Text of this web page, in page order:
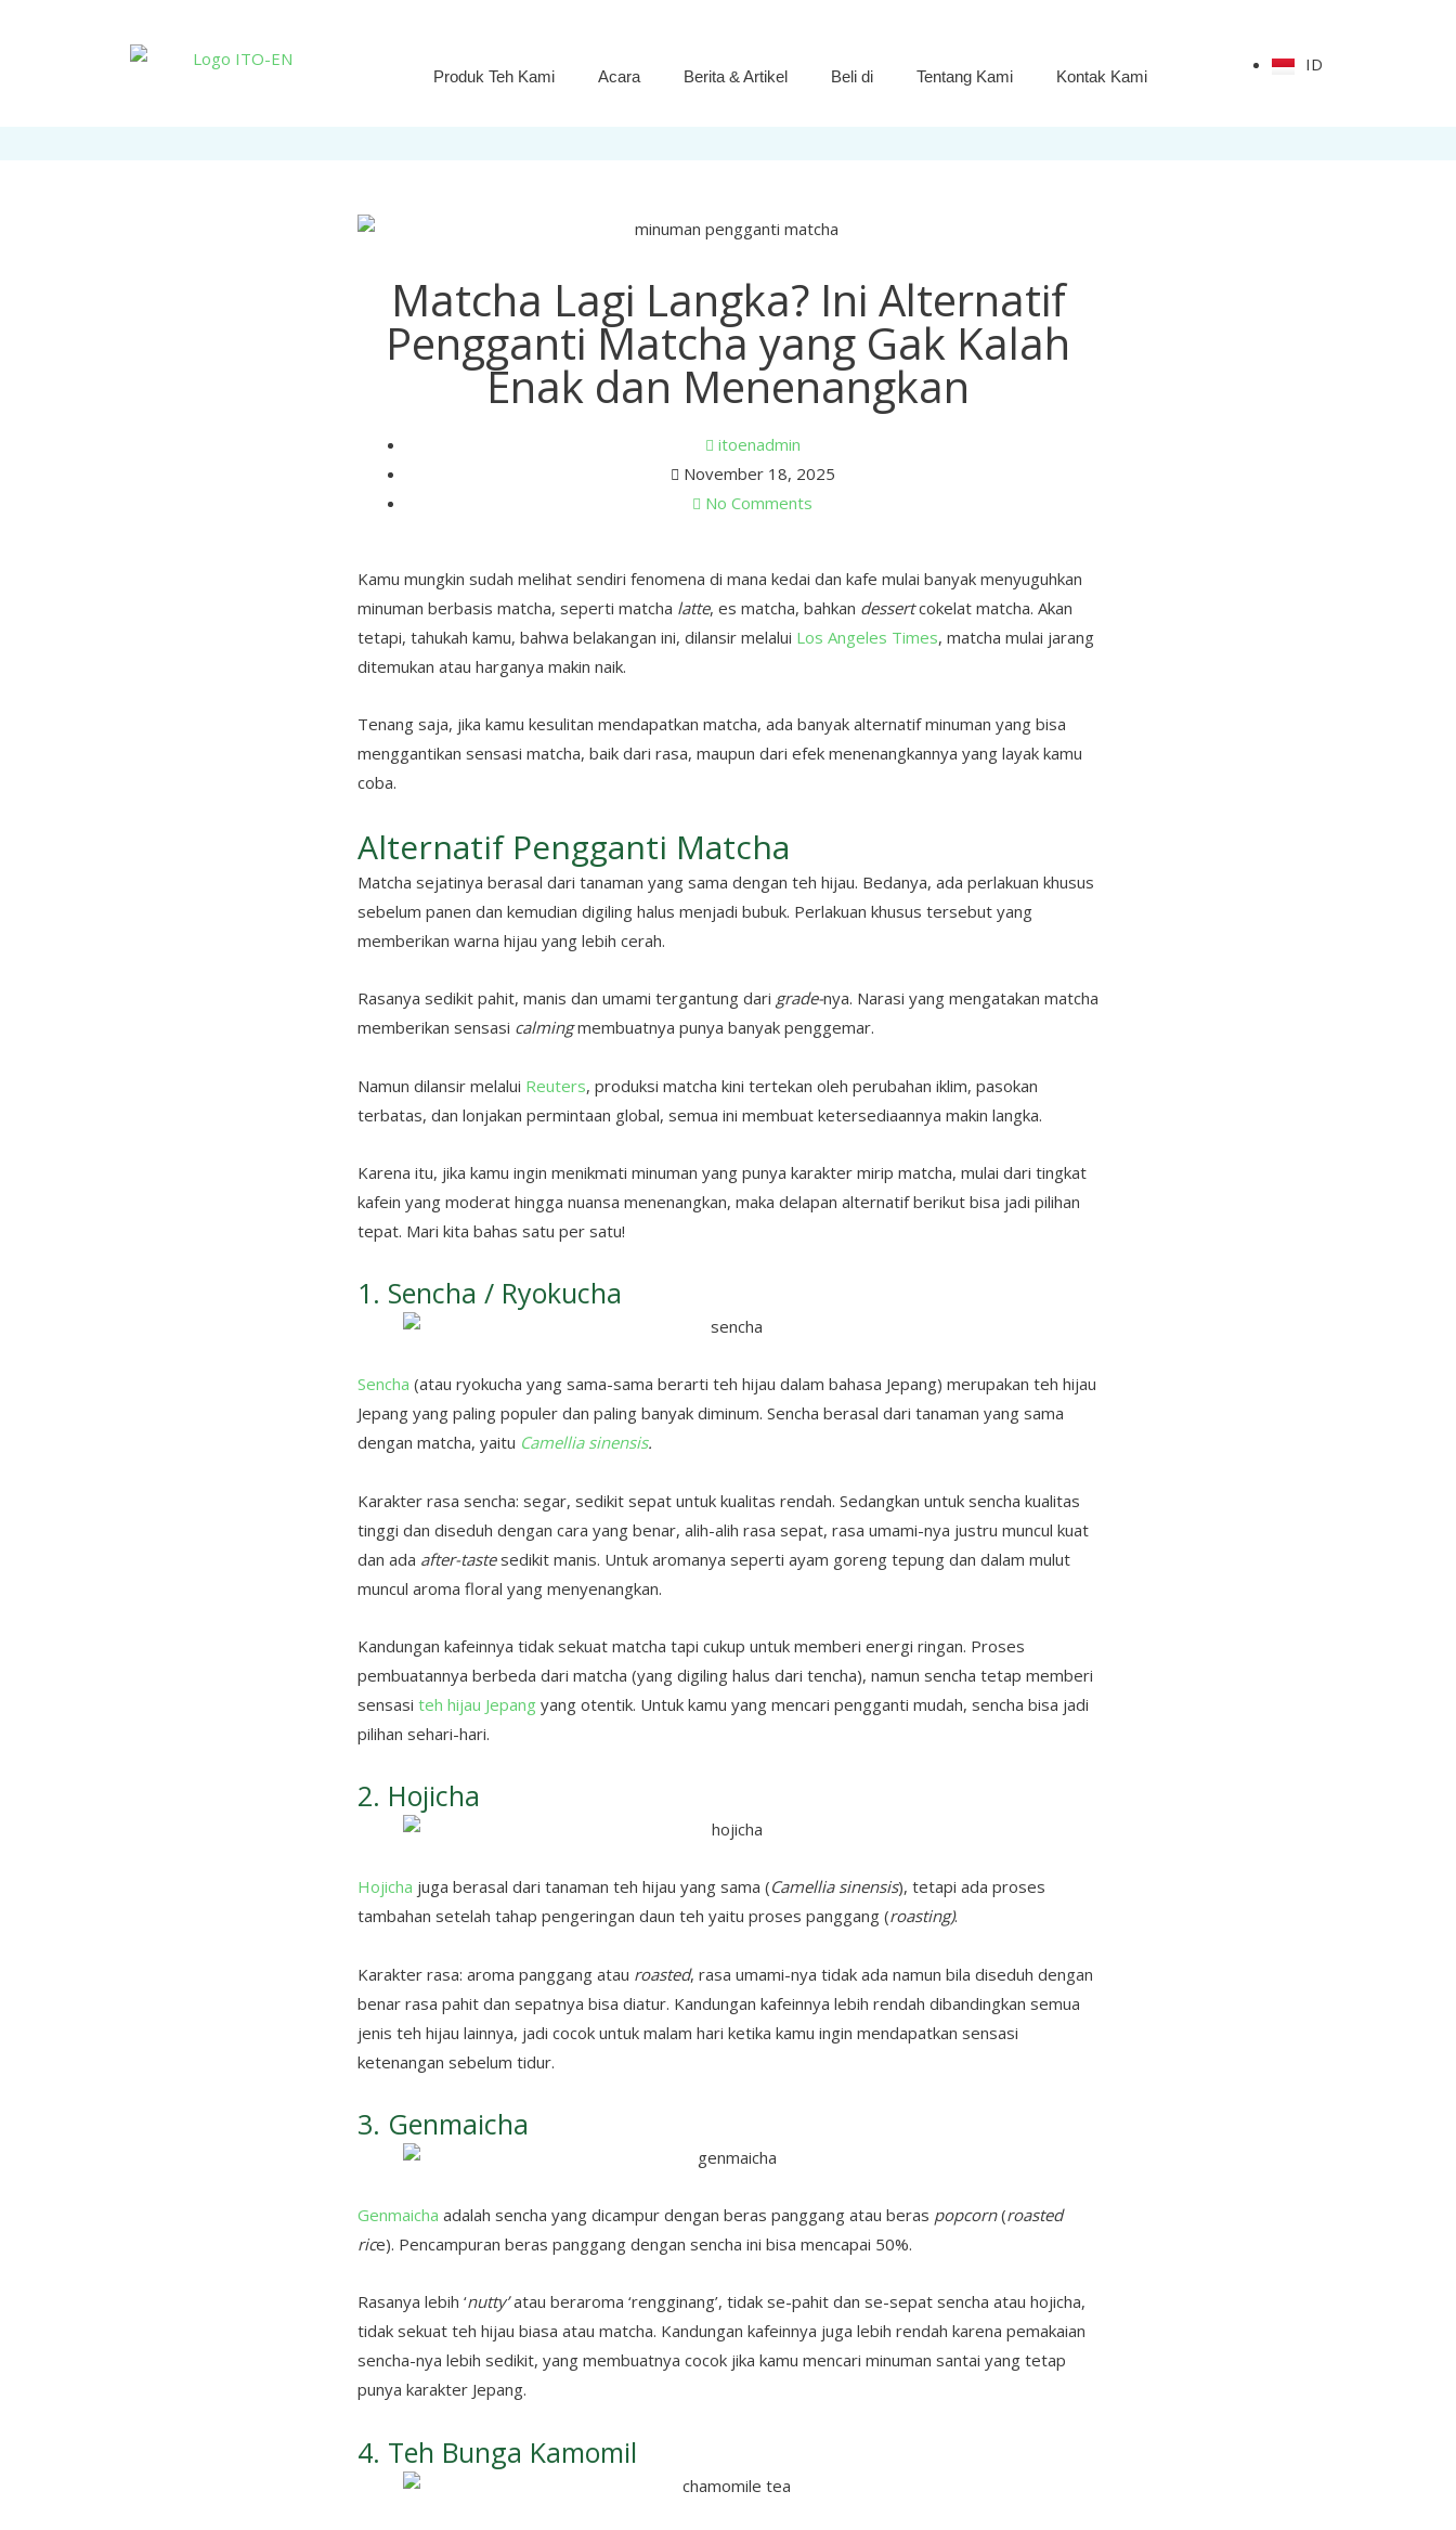
Produk Teh Kami Acara Berita & Artikel Beli di Tentang Kami Kontak Kami
ID
Matcha Lagi Langka? Ini Alternatif
Pengganti Matcha yang Gak Kalah
Enak dan Menenangkan
itoenadmin
November 18, 2025
No Comments
Kamu mungkin sudah melihat sendiri fenomena di mana kedai dan kafe mulai banyak menyuguhkan
minuman berbasis matcha, seperti matcha latte, es matcha, bahkan dessertcokelat matcha. Akan
tetapi, tahukah kamu, bahwa belakangan ini, dilansir melalui Los Angeles Times, matcha mulai jarang
ditemukan atau harganya makin naik.
Tenang saja, jika kamu kesulitan mendapatkan matcha, ada banyak alternatif minuman yang bisa
menggantikan sensasi matcha, baik dari rasa, maupun dari efek menenangkannya yang layak kamu
coba.
Alternatif Pengganti Matcha
Matcha sejatinya berasal dari tanaman yang sama dengan teh hijau. Bedanya, ada perlakuan khusus
sebelum panen dan kemudian digiling halus menjadi bubuk. Perlakuan khusus tersebut yang
memberikan warna hijau yang lebih cerah.
Rasanya sedikit pahit, manis dan umami tergantung dari grade-nya. Narasi yang mengatakan matcha
memberikan sensasi calmingmembuatnya punya banyak penggemar.
Namun dilansir melalui Reuters, produksi matcha kini tertekan oleh perubahan iklim, pasokan
terbatas, dan lonjakan permintaan global, semua ini membuat ketersediaannya makin langka.
Karena itu, jika kamu ingin menikmati minuman yang punya karakter mirip matcha, mulai dari tingkat
kafein yang moderat hingga nuansa menenangkan, maka delapan alternatif berikut bisa jadi pilihan
tepat. Mari kita bahas satu per satu!
1. Sencha / Ryokucha
Sencha (atau ryokucha yang sama-sama berarti teh hijau dalam bahasa Jepang) merupakan teh hijau
Jepang yang paling populer dan paling banyak diminum. Sencha berasal dari tanaman yang sama
dengan matcha, yaitu Camellia sinensis.
Karakter rasa sencha: segar, sedikit sepat untuk kualitas rendah. Sedangkan untuk sencha kualitas
tinggi dan diseduh dengan cara yang benar, alih-alih rasa sepat, rasa umami-nya justru muncul kuat
dan ada after-tastesedikit manis. Untuk aromanya seperti ayam goreng tepung dan dalam mulut
muncul aroma floral yang menyenangkan.
Kandungan kafeinnya tidak sekuat matcha tapi cukup untuk memberi energi ringan. Proses
pembuatannya berbeda dari matcha (yang digiling halus dari tencha), namun sencha tetap memberi
sensasi teh hijau Jepang yang otentik. Untuk kamu yang mencari pengganti mudah, sencha bisa jadi
pilihan sehari-hari.
2. Hojicha
Hojicha juga berasal dari tanaman teh hijau yang sama (Camellia sinensis), tetapi ada proses
tambahan setelah tahap pengeringan daun teh yaitu proses panggang (roasting).
Karakter rasa: aroma panggang atau roasted, rasa umami-nya tidak ada namun bila diseduh dengan
benar rasa pahit dan sepatnya bisa diatur. Kandungan kafeinnya lebih rendah dibandingkan semua
jenis teh hijau lainnya, jadi cocok untuk malam hari ketika kamu ingin mendapatkan sensasi
ketenangan sebelum tidur.
3. Genmaicha
Genmaicha adalah sencha yang dicampur dengan beras panggang atau beras popcorn(roasted
rice). Pencampuran beras panggang dengan sencha ini bisa mencapai 50%.
Rasanya lebih ‘nutty’atau beraroma ‘rengginang’, tidak se-pahit dan se-sepat sencha atau hojicha,
tidak sekuat teh hijau biasa atau matcha. Kandungan kafeinnya juga lebih rendah karena pemakaian
sencha-nya lebih sedikit, yang membuatnya cocok jika kamu mencari minuman santai yang tetap
punya karakter Jepang.
4. Teh Bunga Kamomil